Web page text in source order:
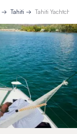
Tahiti Tahiti